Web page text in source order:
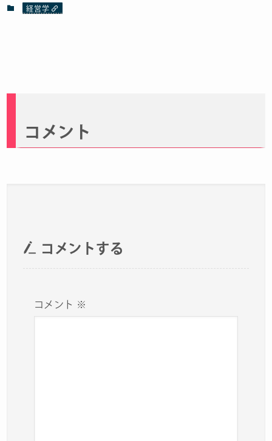
経営学
コメント
コメントする
コメント ※